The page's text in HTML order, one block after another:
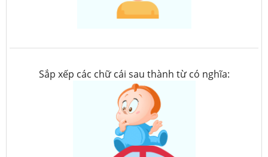
Sắp xếp các chữ cái sau thành từ có nghĩa: